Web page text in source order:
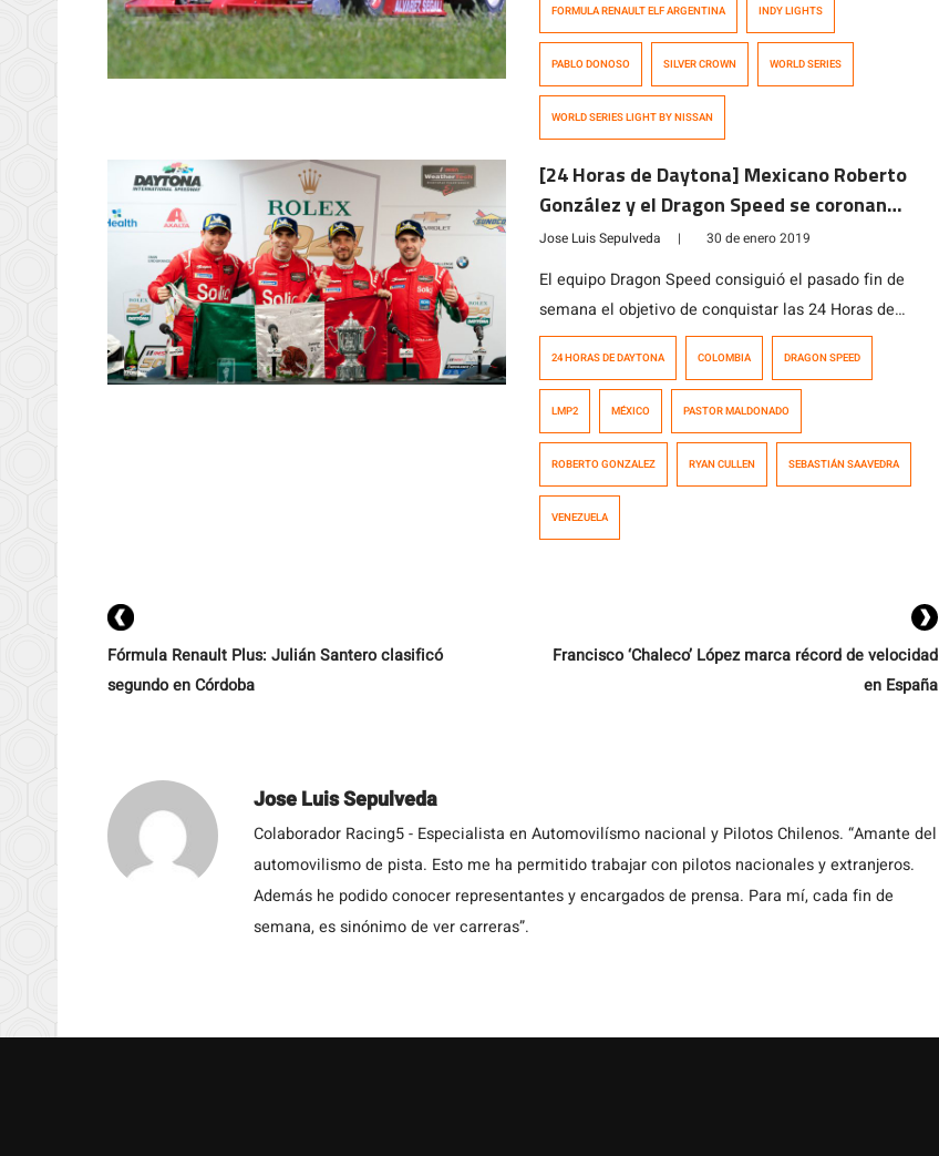
histórico de la carrera del santiaguino. Pablo comenzó
su carrera internacional -en monoplazas- en […]
FORMULA RENAULT ELF ARGENTINA INDY LIGHTS
PABLO DONOSO SILVER CROWN WORLD SERIES
WORLD SERIES LIGHT BY NISSAN
[24 Horas de Daytona] Mexicano Roberto
González y el Dragon Speed se coronan
campeones en la serie LMP2
Jose Luis Sepulveda | 30 de enero 2019
El equipo Dragon Speed consiguió el pasado fin de
semana el objetivo de conquistar las 24 Horas de
Daytona en la categoría LMP2 de la mano de sus
Pastor Maldonado, el colombiano Sebastián Saavedra
y el irlandés Ryan Cullen. En una carrera que se vio
acortada por una bandera […]
24 HORAS DE DAYTONA COLOMBIA DRAGON SPEED
LMP2 MÉXICO PASTOR MALDONADO
ROBERTO GONZALEZ RYAN CULLEN SEBASTIÁN SAAVEDRA
VENEZUELA
Fórmula Renault Plus: Julián Santero clasificó
segundo en Córdoba
Francisco ‘Chaleco’ López marca récord de velocidad
en España
Jose Luis Sepulveda
Colaborador Racing5 - Especialista en Automovilísmo nacional y Pilotos Chilenos. “Amante del
automovilismo de pista. Esto me ha permitido trabajar con pilotos nacionales y extranjeros.
Además he podido conocer representantes y encargados de prensa. Para mí, cada fin de
semana, es sinónimo de ver carreras”.